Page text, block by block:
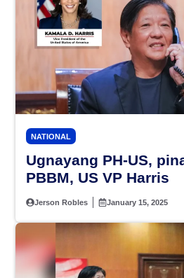
NATIONAL
Ugnayang PH-US,
PBBM, US VP Harris
Jerson Robles January 15, 2025